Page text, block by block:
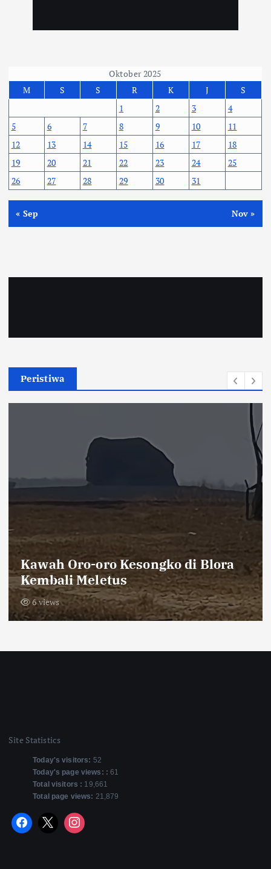
Oktober 2025
M
S S R K J
S
1
2 3
4
5
6 7 8 9 10
11
12
13 14 15 16 17
18
19
20 21 22 23 24
25
26
27 28 29 30 31
« Sep Nov »
Peristiwa
Khutbah Jumat Ingatkan Jamaah
tentang Keterbatasan Waktu dan
Pentingnya Amal Saleh
6 views
Site Statistics
Today's visitors: 52
Today's page views: :61
Total visitors : 19,661
Total page views: 21,879